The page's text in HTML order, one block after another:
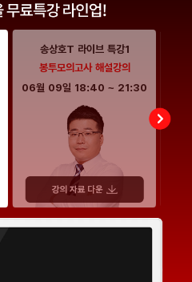
송상호T 라이브 특강1
봉투모의고사 해설강의
06월 09일 18:40 ~ 21:30